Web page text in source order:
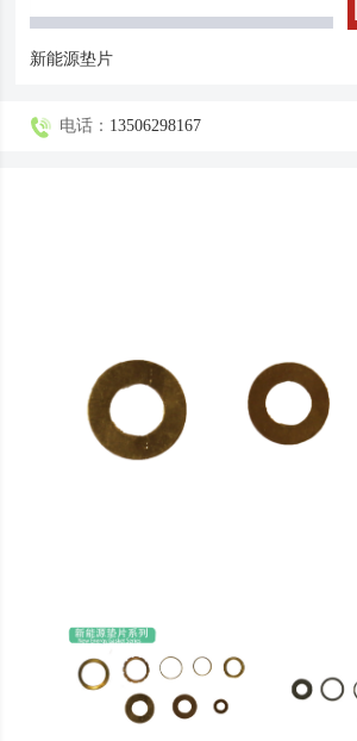
新能源垫片
电话： 13506298167